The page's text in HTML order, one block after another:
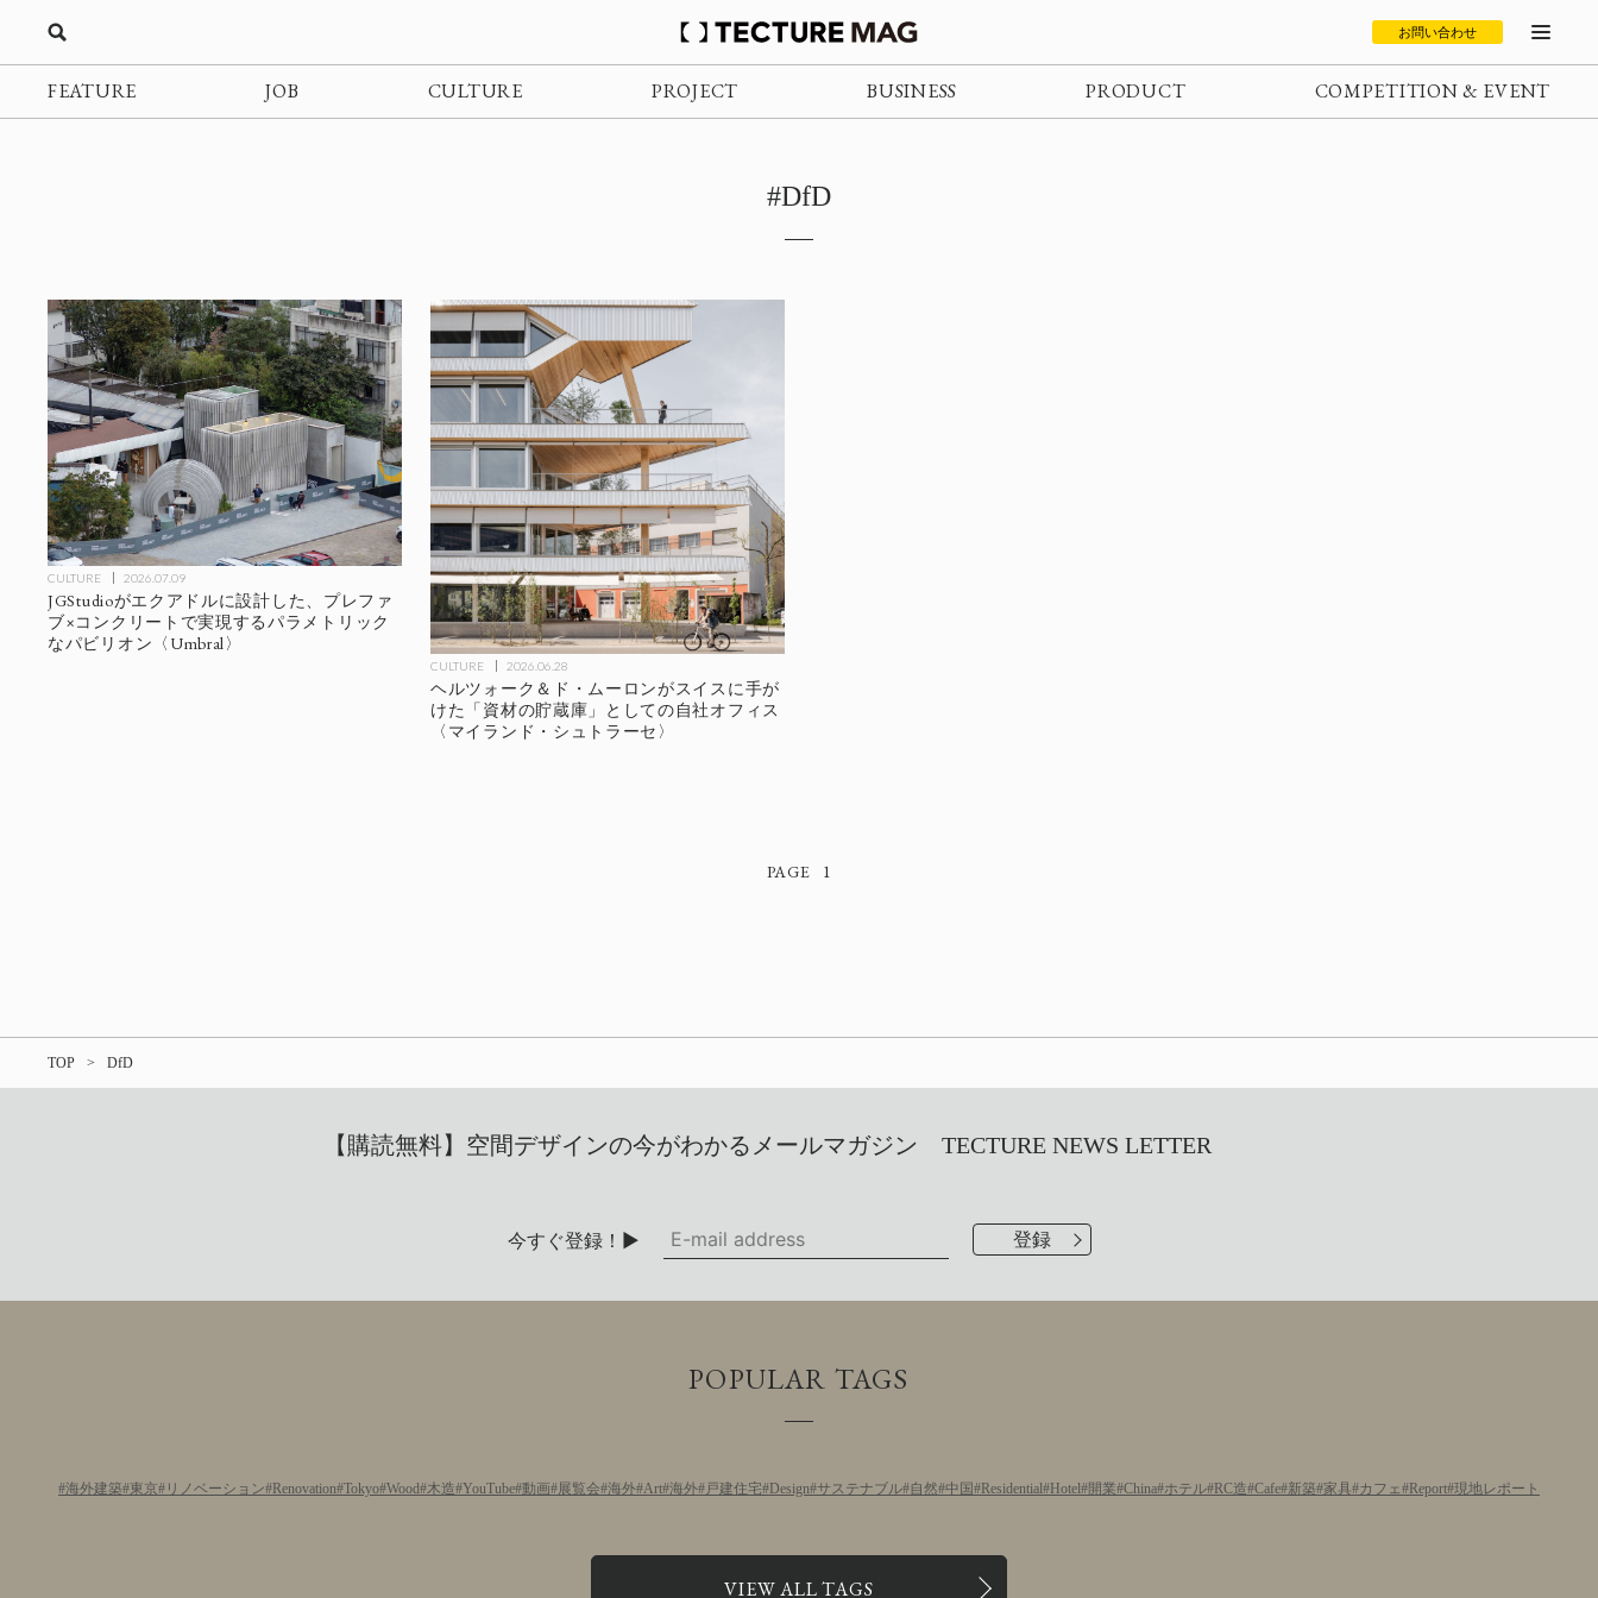
お問い合わせ
FEATURE JOB CULTURE PROJECT BUSINESS PRODUCT COMPETITION & EVENT
#DfD
CULTURE 2026.07.09
JGStudioがエクアドルに設計した、プレファ
ブ×コンクリートで実現するパラメトリック
なパビリオン〈Umbral〉
CULTURE 2026.06.28
ヘルツォーク＆ド・ムーロンがスイスに手が
けた「資材の貯蔵庫」としての自社オフィス
〈マイランド・シュトラーセ〉
1
TOP DfD
【購読無料】空間デザインの今がわかるメールマガジン TECTURE NEWS LETTER
今すぐ登録！▶
POPULAR TAGS
海外建築 東京 リノベーション Renovation Tokyo Wood 木造 YouTube 動画 展覧会 海外 Art 海外 戸建住宅 Design サステナブル 自然 中国 Residential Hotel 開業 China ホテル RC造 Cafe 新築 家具 カフェ Report 現地レポート
VIEW ALL TAGS